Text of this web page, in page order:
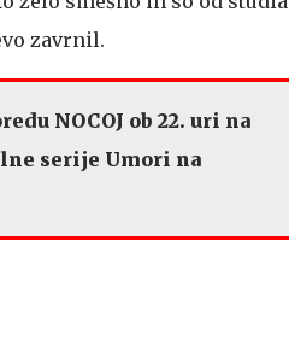
zavrnil.
NOCOJ ob 22. uri na
serije Umori na